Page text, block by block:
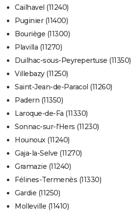
Cailhavel (11240)
Puginier (11400)
Bouriège (11300)
Plavilla (11270)
Duilhac-sous-Peyrepertuse (11350)
Villebazy (11250)
Saint-Jean-de-Paracol (11260)
Padern (11350)
Laroque-de-Fa (11330)
Sonnac-sur-l'Hers (11230)
Hounoux (11240)
Gaja-la-Selve (11270)
Gramazie (11240)
Félines-Termenès (11330)
Gardie (11250)
Molleville (11410)